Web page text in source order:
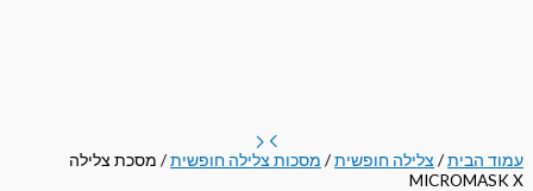
עמוד הבית/ צלילה חופשית/ מסכות צלילה חופשית/ מסכת צלילה
MICROMASK X